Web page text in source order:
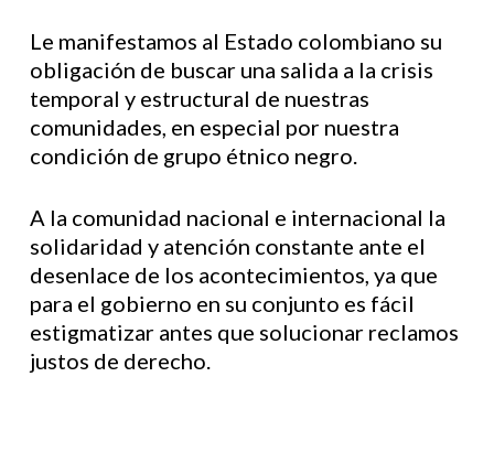
Le manifestamos al Estado colombiano su
obligación de buscar una salida a la crisis
temporal y estructural de nuestras
comunidades, en especial por nuestra
condición de grupo étnico negro.
A la comunidad nacional e internacional la
solidaridad y atención constante ante el
desenlace de los acontecimientos, ya que
para el gobierno en su conjunto es fácil
estigmatizar antes que solucionar reclamos
justos de derecho.